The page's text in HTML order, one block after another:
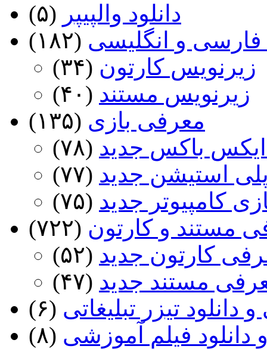
دانلود والپیپر (۵)
و انگلیسی (۱۸۲)
زیرنویس کارتون (۳۴)
زیرنویس مستند (۴۰)
معرفی بازی (۱۳۵)
ایکس باکس جدید (۷۸)
استیشن جدید (۷۷)
کامپیوتر جدید (۷۵)
مستند و کارتون (۷۲۲)
کارتون جدید (۵۲)
مستند جدید (۴۷)
دانلود تیزر تبلیغاتی (۶)
فیلم آموزشی (۸)